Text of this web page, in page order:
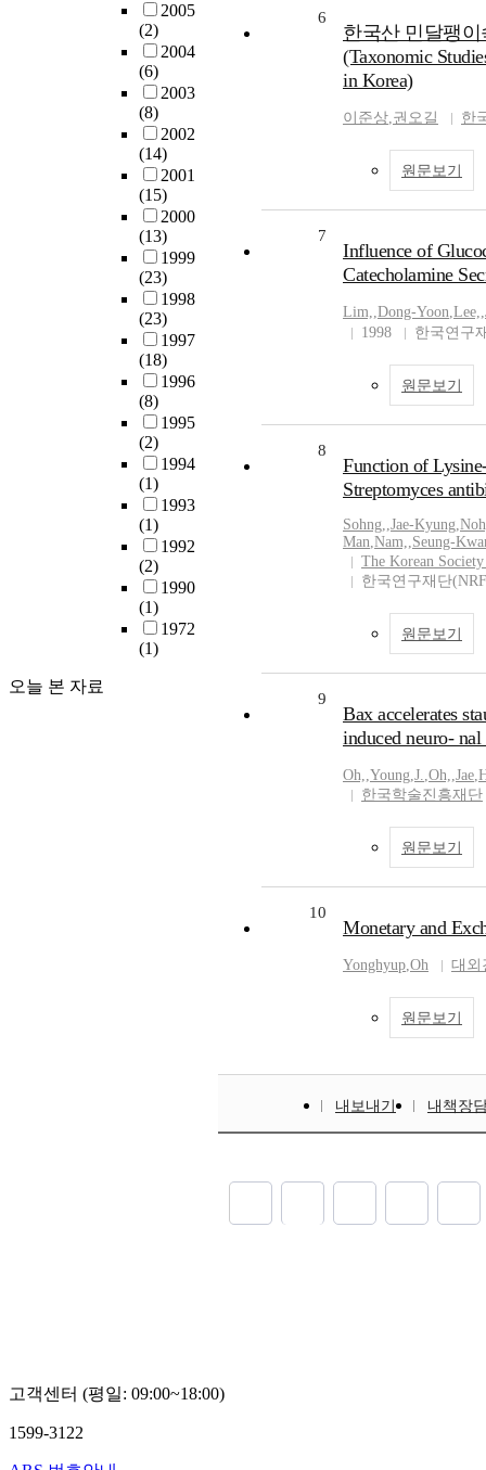
2005
(2)
2004
(6)
2003
(8)
2002
(14)
2001
(15)
2000
(13)
1999
(23)
1998
(23)
1997
(18)
1996
(8)
1995
(2)
1994
(1)
1993
(1)
1992
(2)
1990
(1)
1972
(1)
오늘 본 자료
6
한국산 민달팽
(Taxonomic
in Korea)
이준상,권오길 한
원문보기
7
Influence of
Catecholamine
Lim,,Dong-Yoon,Lee,,
1998
한국연구
원문보기
8
Function of
Streptomyces
Sohng,,Jae-Kyung,
Man,Nam,,Seung-
The Korean
한국연구재단
원문보기
9
Bax accelerates
induced neuro- nal
Oh,,Young,J.,Oh,,Jae,
한국학술진흥재단
원문보기
10
Monetary and
Yonghyup,Oh 대외
원문보기
내보내기 내책장
고객센터 (평일: 09:00~18:00)
1599-3122